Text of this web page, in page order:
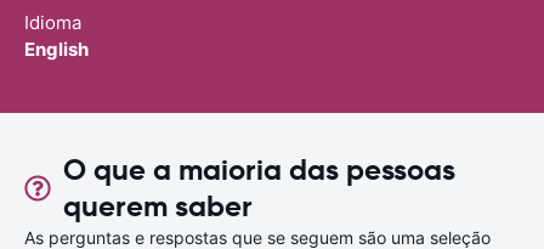
Idioma
English
O que a maioria das pessoas
querem saber
As perguntas e respostas que se seguem são uma seleção